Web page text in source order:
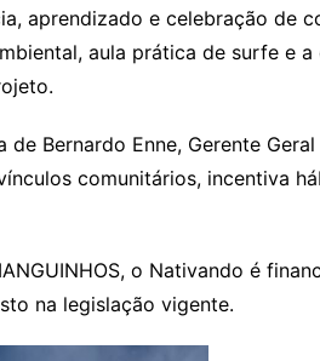
aprendizado e celebração de
aula prática de surfe e
Bernardo Enne, Gerente
comunitários, incentiva
o Nativando é
na legislação vigente.